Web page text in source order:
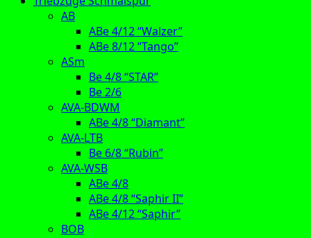
AB
ABe 4/12 “Walzer”
ABe 8/12 “Tango”
ASm
Be 4/8 “STAR”
Be 2/6
AVA-BDWM
ABe 4/8 “Diamant”
AVA-LTB
Be 6/8 “Rubin”
AVA-WSB
ABe 4/8
ABe 4/8 “Saphir II”
ABe 4/12 “Saphir”
BOB